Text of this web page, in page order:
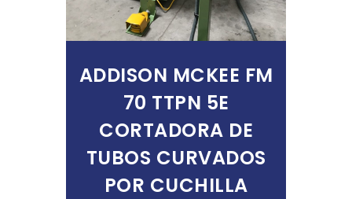
ADDISON MCKEE FM
70 TTPN 5E
CORTADORA DE
TUBOS CURVADOS
POR CUCHILLA